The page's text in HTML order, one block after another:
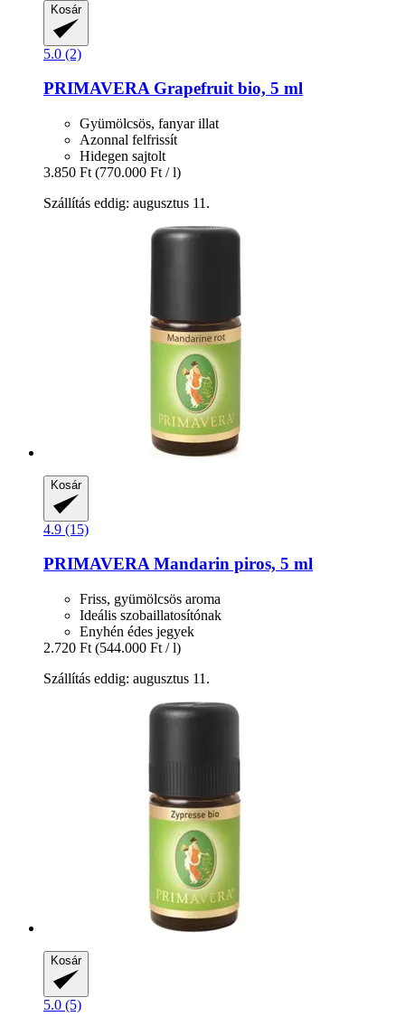
Kosár
5.0 (2)
PRIMAVERAGrapefruit bio, 5 ml
Gyümölcsös, fanyar illat
Azonnal felfrissít
Hidegen sajtolt
3.850 Ft (770.000 Ft / l)
Szállítás eddig: augusztus 11.
Kosár
4.9 (15)
PRIMAVERAMandarin piros, 5 ml
Friss, gyümölcsös aroma
Ideális szobaillatosítónak
Enyhén édes jegyek
2.720 Ft (544.000 Ft / l)
Szállítás eddig: augusztus 11.
Kosár
5.0 (5)